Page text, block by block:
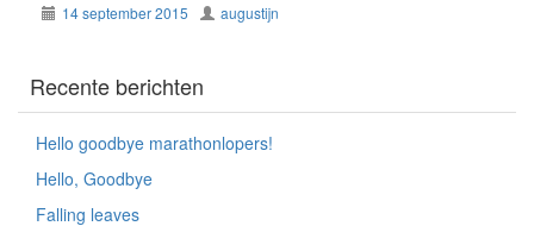
14 september 2015 augustijn
Recente berichten
Hello goodbye marathonlopers!
Hello, Goodbye
Falling leaves